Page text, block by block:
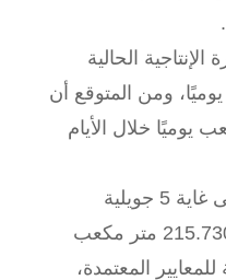
الحالية
مكعب يوميًا، ومن المتوقع أن
متر مكعب يوميًا خلال الأيام
وتجدر الإشارة، إلى أنه، وإلى غاية 5 جويلية
2025، تم ضخ ما يزيد عن 215.730 متر مكعب
المعتمدة،